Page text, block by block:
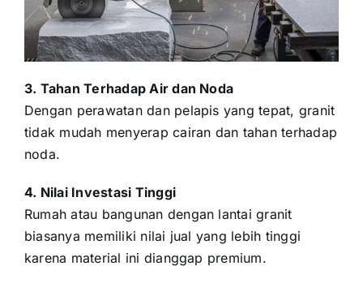
3. Tahan Terhadap Air dan Noda
Dengan perawatan dan pelapis yang tepat, granit
tidak mudah menyerap cairan dan tahan terhadap
noda.
4. Nilai Investasi Tinggi
Rumah atau bangunan dengan lantai granit
biasanya memiliki nilai jual yang lebih tinggi
karena material ini dianggap premium.